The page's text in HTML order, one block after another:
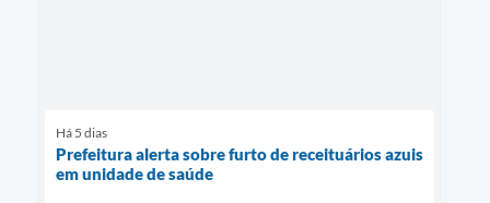
Há 5 dias
Prefeitura alerta sobre furto de receituários azuis
em unidade de saúde